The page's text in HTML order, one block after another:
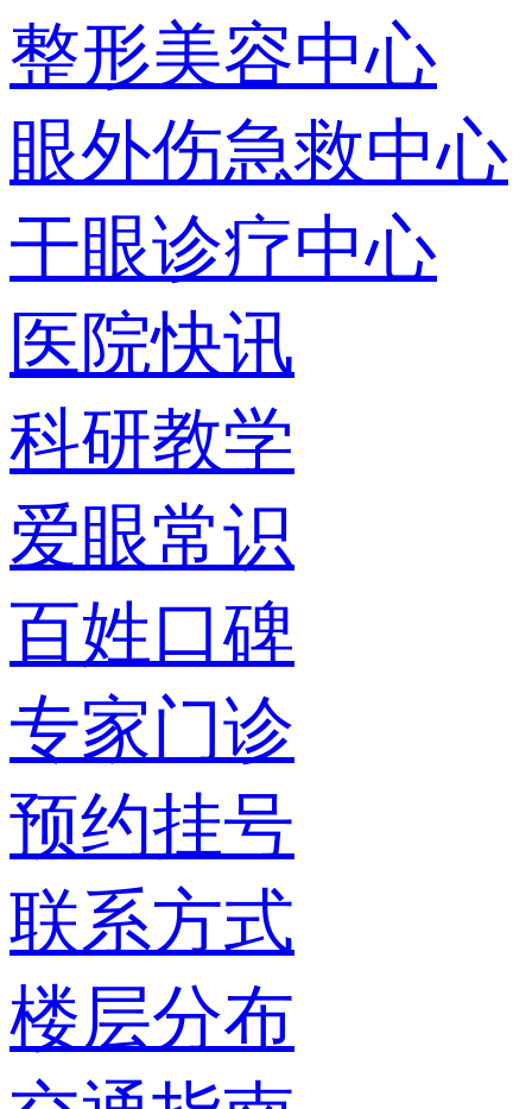
整形美容中心
眼外伤急救中心
干眼诊疗中心
医院快讯
科研教学
爱眼常识
百姓口碑
专家门诊
预约挂号
联系方式
楼层分布